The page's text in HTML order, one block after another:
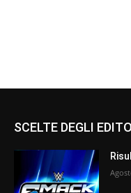
SCELTE DEGLI